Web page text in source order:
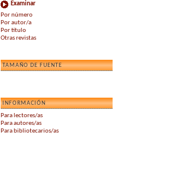
Examinar
Por número
Por autor/a
Por título
Otras revistas
TAMAÑO DE FUENTE
INFORMACIÓN
Para lectores/as
Para autores/as
Para bibliotecarios/as